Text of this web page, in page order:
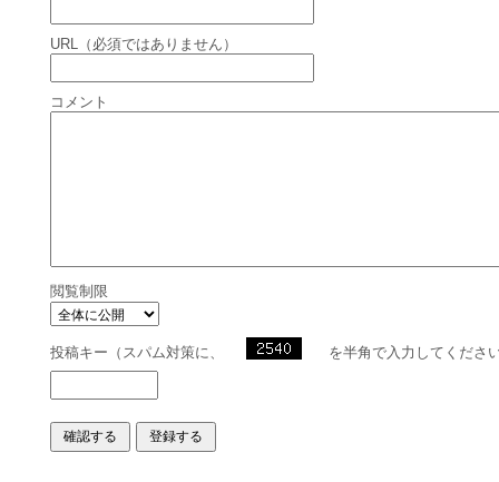
URL（必須ではありません）
コメント
閲覧制限
投稿キー（スパム対策に、 を半角で入力してくださ